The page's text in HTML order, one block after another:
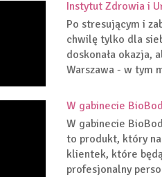
Instytut Zdrowia i
Po stresującym i
chwilę tylko dla
doskonała okazja,
Warszawa - w tym
W gabinecie
W gabinecie
to produkt, który
klientek, które
profesjonalny